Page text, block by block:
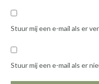
Stuur mij een e-mail als er
Stuur mij een e-mail als er